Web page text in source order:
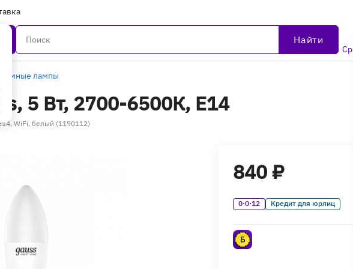
Найти
Умные лампы
5 Вт, 2700-6500К, E14
WiFi, белый (1190112)
840 ₽
0·0·12 Кредит для юрлиц